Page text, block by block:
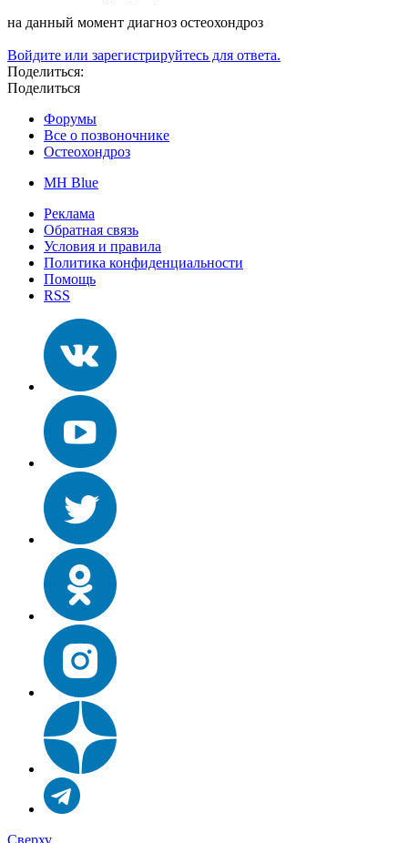
на данный момент диагноз остеохондроз
Войдите или зарегистрируйтесь для ответа.
Поделиться:
Поделиться
Форумы
Все о позвоночнике
Остеохондроз
MH Blue
Реклама
Обратная связь
Условия и правила
Политика конфиденциальности
Помощь
RSS
Сверху